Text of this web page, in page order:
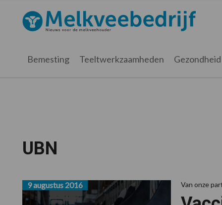
hoofdnavigatie
hoofd
voettekst
Melkveebedrijf.nl
Bemesting Teeltwerkzaamheden Gezondheid
UBN
Van onze
9 augustus 2016